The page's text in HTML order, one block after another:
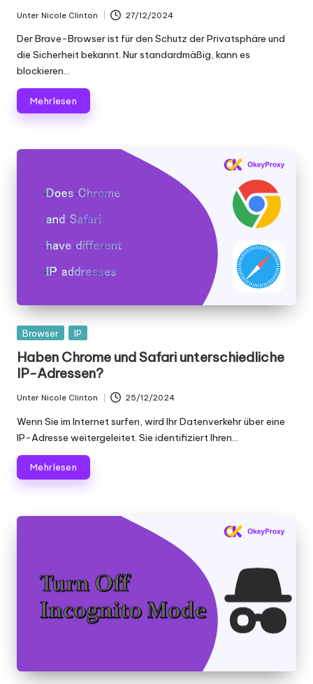
Geschrieben
von
Unter Nicole Clinton 27/12/2024
Der Brave-Browser ist für den Schutz der Privatsphäre und
die Sicherheit bekannt. Nur standardmäßig, kann es
blockieren...
Mehr lesen
Gepostet
Browser IP
Haben Chrome und Safari unterschiedliche
IP-Adressen?
Geschrieben
von
Unter Nicole Clinton 25/12/2024
Wenn Sie im Internet surfen, wird Ihr Datenverkehr über eine
IP-Adresse weitergeleitet. Sie identifiziert Ihren...
Mehr lesen